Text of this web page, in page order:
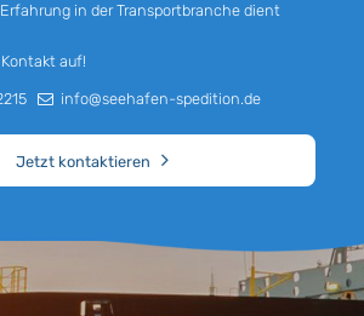
in der Transportbranche dient
auf!
info@seehafen-spedition.de
Jetzt kontaktieren